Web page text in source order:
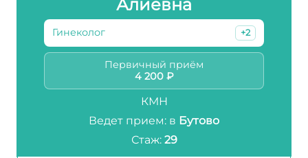
Алиевна
Гинеколог +2
Первичный приём
4 200 ₽
КМН
Ведет прием: в Бутово
Стаж: 29